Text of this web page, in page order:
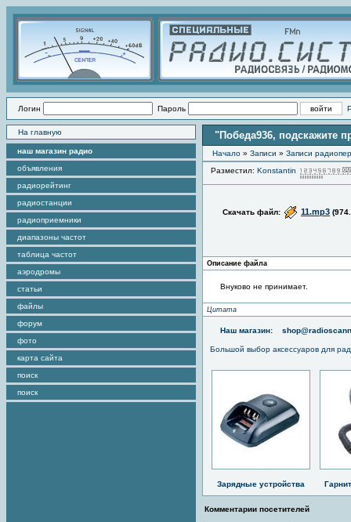
Логин Пароль
На главную
наш магазин радио
объявления
радиорейтинг
радиостанции
радиоприемники
диапазоны частот
таблица частот
аэродромы
статьи
файлы
форум
фото
карта сайта
поиск
поиск
"Победа936, подскажите
Начало » Записи » Записи
Разместил: Konstantin
Скачать файл: 11.mp3
Описание файла
Внуково не принимает.
Цитата
Наш магазин:
Большой выбор аксессуаров для
Зарядные устройства
Комментарии посетителей